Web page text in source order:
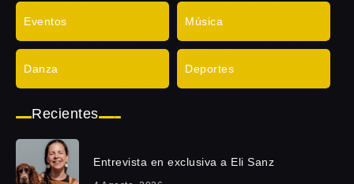
Eventos Música
Danza Deportes
Recientes
Entrevista en exclusiva a Eli Sanz